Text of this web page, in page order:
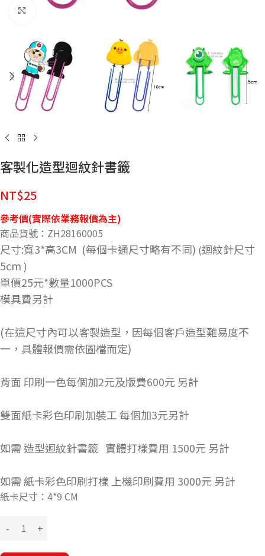
點擊放大
客製化造型迴紋針書籤
NT$25
參考價(實際依業務報價為主)
商品貨號：ZH28160005
尺寸:寬3*高3CM (每個卡通尺寸略有不同) (迴紋針尺寸
5cm )
單價25元*數量1000PCS
模具費另計
(在這尺寸內可以客製造型，因每個客戶造型難易度不
一，具體報價需依圖檔而定)
背面 印刷一色每個加2元及版費600元 另計
雙面紙卡彩色印刷加裝工 每個加3元另計
如需 造型迴紋針書籤 實體打樣費用 1500元 另計
如需 紙卡彩色印刷打樣 上機印刷費用 3000元 另計
紙卡尺寸：4*9 CM